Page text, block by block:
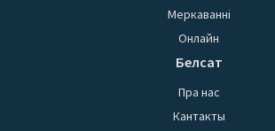
Меркаванні
Онлайн
Белсат
Пра нас
Кантакты